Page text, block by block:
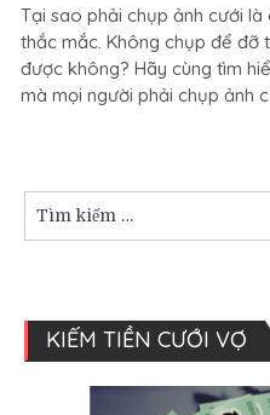
sao
phải
chụp
ảnh
Tại sao phải chụp ảnh cưới
thắc mắc. Không chụp để đỡ
được không? Hãy cùng tìm
mà mọi người phải chụp ảnh
kiếm:
KIẾM TIỀN CƯỚI VỢ